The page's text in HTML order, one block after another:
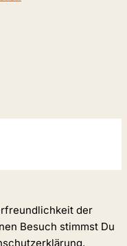
der
Besuch stimmst Du